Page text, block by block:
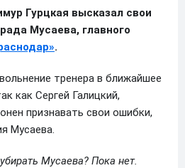
Гурцкая высказал свои
Мусаева, главного
.
тренера в ближайшее
как Сергей Галицкий,
признавать свои ошибки,
Мусаева.
Мусаева? Пока нет.